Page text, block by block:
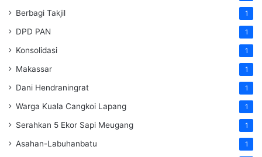
Berbagi Takjil 1
DPD PAN 1
Konsolidasi 1
Makassar 1
Dani Hendraningrat 1
Warga Kuala Cangkoi Lapang 1
Serahkan 5 Ekor Sapi Meugang 1
Asahan-Labuhanbatu 1